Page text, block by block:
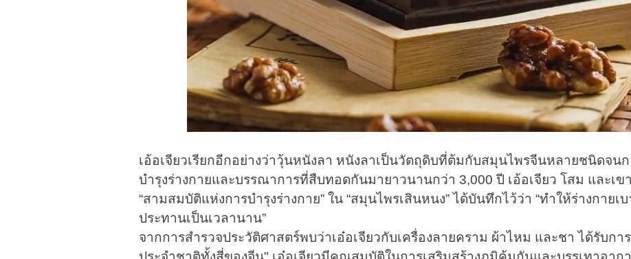
เอ้อเจียวเรียกอีกอย่างว่าวุ้นหนังลา หนังลาเป็นวัตถุดิบที่ต้มกับสมุนไพรจีนหลายชนิดจน
บำรุงร่างกายและบรรณาการที่สืบทอดกันมายาวนานกว่า 3,000 ปี เอ้อเจียว โสม และเข
“สามสมบัติแห่งการบำรุงร่างกาย” ใน “สมุนไพรเสินหนง” ได้บันทึกไว้ว่า “ทำให้ร่างกาย
ประทานเป็นเวลานาน”
จากการสำรวจประวัติศาสตร์พบว่าเอ๋อเจียวกับเครื่องลายคราม ผ้าไหม และชา ได้รับก